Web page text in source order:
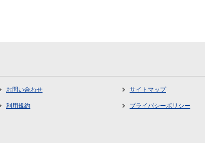
お問い合わせ サイトマップ
利用規約 プライバシーポリシー